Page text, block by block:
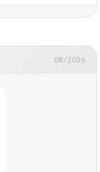
08/2026